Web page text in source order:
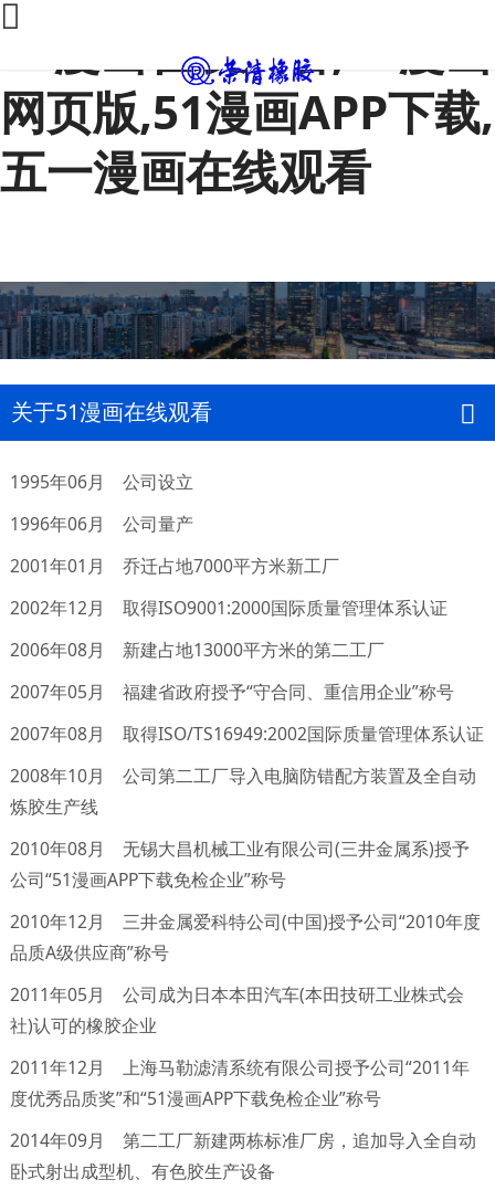
51漫画在线观看,51漫画
网页版,51漫画APP下载,
五一漫画在线观看
关于51漫画在线观看
1995年06月 公司设立
1996年06月 公司量产
2001年01月 乔迁占地7000平方米新工厂
2002年12月 取得ISO9001:2000国际质量管理体系认证
2006年08月 新建占地13000平方米的第二工厂
2007年05月 福建省政府授予“守合同、重信用企业”称号
2007年08月 取得ISO/TS16949:2002国际质量管理体系认证
2008年10月 公司第二工厂导入电脑防错配方装置及全自动
炼胶生产线
2010年08月 无锡大昌机械工业有限公司(三井金属系)授予
公司“51漫画APP下载免检企业”称号
2010年12月 三井金属爱科特公司(中国)授予公司“2010年度
品质A级供应商”称号
2011年05月 公司成为日本本田汽车(本田技研工业株式会
社)认可的橡胶企业
2011年12月 上海马勒滤清系统有限公司授予公司“2011年
度优秀品质奖”和“51漫画APP下载免检企业”称号
2014年09月 第二工厂新建两栋标准厂房，追加导入全自动
卧式射出成型机、有色胶生产设备